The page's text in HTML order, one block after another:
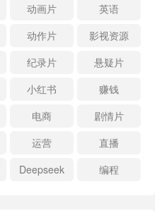
动画片
英语
动作片
影视资源
纪录片
悬疑片
小红书
赚钱
电商
剧情片
运营
直播
Deepseek 编程